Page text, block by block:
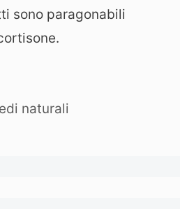
sono paragonabili
naturali